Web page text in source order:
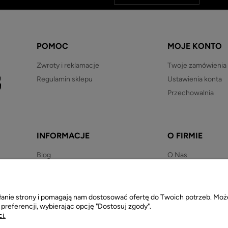
POMOC
Zwroty i reklamacje
Regulamin sklepu
MOJE KONTO
Twoje zamówienia
Ustawienia konta
Przechowalnia
INFORMACJE
Blog
Polityka prywatności
O FIRMIE
O Nas
strony i pomagają nam dostosować ofertę do Twoich potrzeb.
wybierając opcję "Dostosuj zgody".